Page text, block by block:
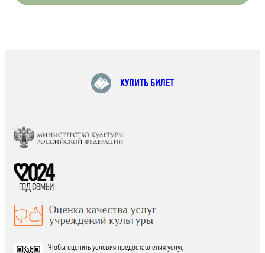
КУПИТЬ БИЛЕТ
Чтобы оценить условия предоставления услуг,